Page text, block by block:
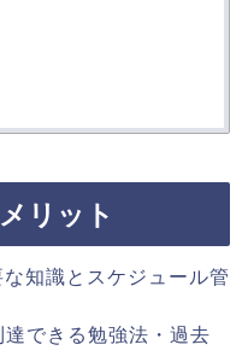
リット
知識とスケジュール管
できる勉強法・過去